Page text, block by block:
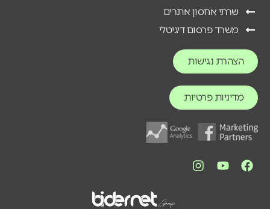
שרתי אחסון אתרים
משרד פרסום דיגיטלי
הצהרת נגישות
מדיניות פרטיות